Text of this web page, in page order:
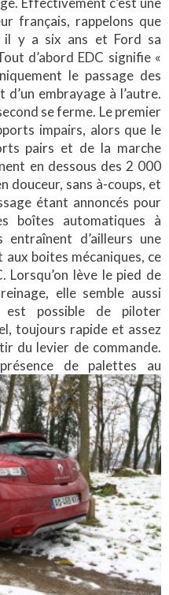
français, rappelons que
il y a six ans et Ford sa
d’abord EDC signifie «
le passage des
embrayage à l’autre.
se ferme. Le premier
impairs, alors que le
pairs et de la marche
en dessous des 2 000
sans à-coups, et
étant annoncés pour
boîtes automatiques à
entraînent d’ailleurs une
boites mécaniques, ce
Lorsqu’on lève le pied de
elle semble aussi
possible de piloter
toujours rapide et assez
du levier de commande.
de palettes au